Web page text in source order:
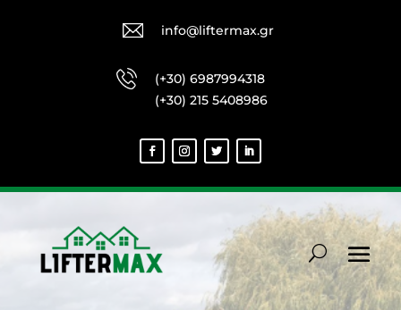
info@liftermax.gr
(+30) 6987994318
(+30) 215 5408986